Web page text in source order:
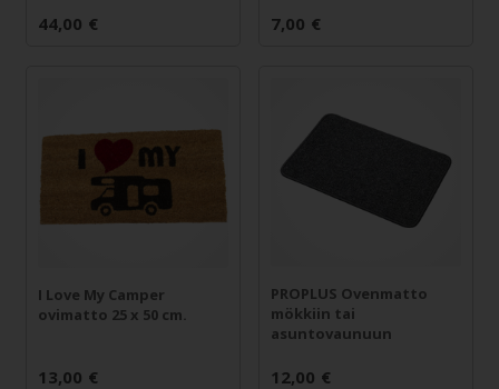
44,00 € 7,00 €
I Love My Camper
ovimatto 25 x 50 cm.
13,00 €
PROPLUS Ovenmatto
mökkiin tai
asuntovaunuun
12,00 €